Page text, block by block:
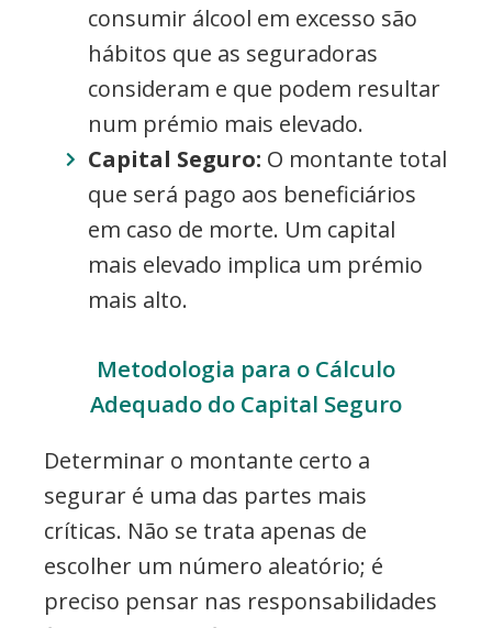
consumir álcool em excesso são
hábitos que as seguradoras
consideram e que podem resultar
num prémio mais elevado.
Capital Seguro: O montante total
que será pago aos beneficiários
em caso de morte. Um capital
mais elevado implica um prémio
mais alto.
Metodologia para o Cálculo
Adequado do Capital Seguro
Determinar o montante certo a
segurar é uma das partes mais
críticas. Não se trata apenas de
escolher um número aleatório; é
preciso pensar nas responsabilidades